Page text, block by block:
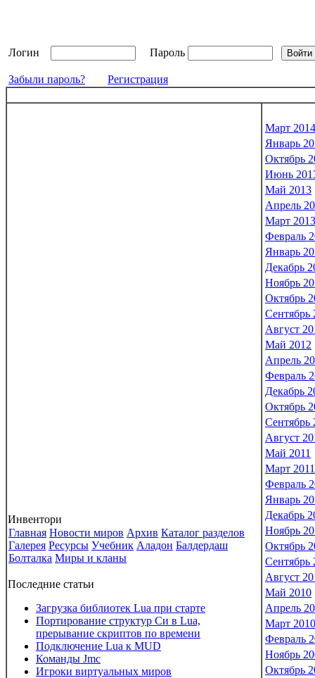
Логин Пароль
Забыли пароль? Регистрация
Инвентори
Главная Новости миров Архив Каталог разделов
Галерея Ресурсы Учебник Аладон Балдердаш
Болталка Миры и кланы
Последние статьи
Загрузка библиотек Lua при старте
Портирование структур Си в Lua,
прерывание скриптов по времени
Подключение Lua к MUD
Команды Jmc
Игроки виртуальных миров
Март 2014
Январь
Октябрь
Июнь
Май 2013
Апрель
Март 2013
Февраль
Январь
Декабрь
Ноябрь
Октябрь
Сентябрь
Август
Май 2012
Апрель
Февраль
Декабрь
Октябрь
Сентябрь
Август
Май 2011
Март 2011
Февраль
Январь
Декабрь
Ноябрь
Октябрь
Сентябрь
Август
Май 2010
Апрель
Март 2010
Февраль
Ноябрь
Октябрь